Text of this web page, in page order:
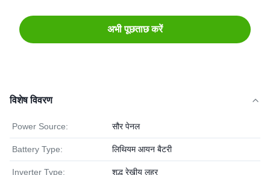
अभी पूछताछ करें
विशेष विवरण
Power Source: सौर पेनल
Battery Type: लिथियम आयन बैटरी
Inverter Type: शुद्ध रेखीय लहर